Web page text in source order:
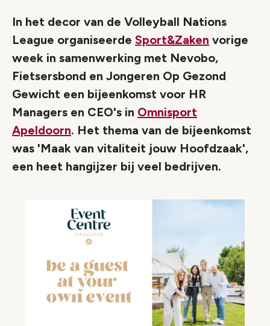
In het decor van de Volleyball Nations
League organiseerde Sport&Zaken vorige
week in samenwerking met Nevobo,
Fietsersbond en Jongeren Op Gezond
Gewicht een bijeenkomst voor HR
Managers en CEO's in Omnisport
Apeldoorn. Het thema van de bijeenkomst
was 'Maak van vitaliteit jouw Hoofdzaak',
een heet hangijzer bij veel bedrijven.